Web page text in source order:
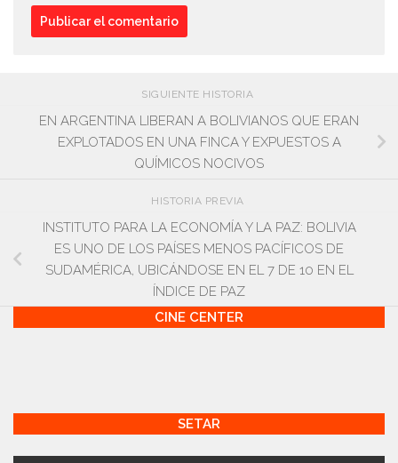
SIGUIENTE HISTORIA
EN ARGENTINA LIBERAN A BOLIVIANOS QUE ERAN
EXPLOTADOS EN UNA FINCA Y EXPUESTOS A
QUÍMICOS NOCIVOS
HISTORIA PREVIA
INSTITUTO PARA LA ECONOMÍA Y LA PAZ: BOLIVIA
ES UNO DE LOS PAÍSES MENOS PACÍFICOS DE
SUDAMÉRICA, UBICÁNDOSE EN EL 7 DE 10 EN EL
ÍNDICE DE PAZ
CINE CENTER
SETAR